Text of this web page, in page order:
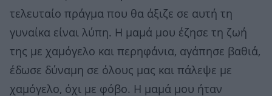
τελευταίο πράγμα που θα άξιζε σε αυτή τη
γυναίκα είναι λύπη. Η μαμά μου έζησε τη ζωή
της με χαμόγελο και περηφάνια, αγάπησε βαθιά,
έδωσε δύναμη σε όλους μας και πάλεψε με
χαμόγελο, όχι με φόβο. Η μαμά μου ήταν